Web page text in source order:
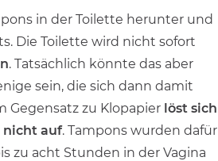
in der Toilette herunter und
Die Toilette wird nicht sofort
. Tatsächlich könnte das aber
sein, die sich dann damit
Gegensatz zu Klopapier löst sich
nicht auf. Tampons wurden dafür
zu acht Stunden in der Vagina